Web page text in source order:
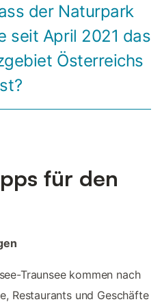
der Naturpark
seit April 2021 das
Österreichs
für den
Traunsee kommen nach
Restaurants und Geschäfte